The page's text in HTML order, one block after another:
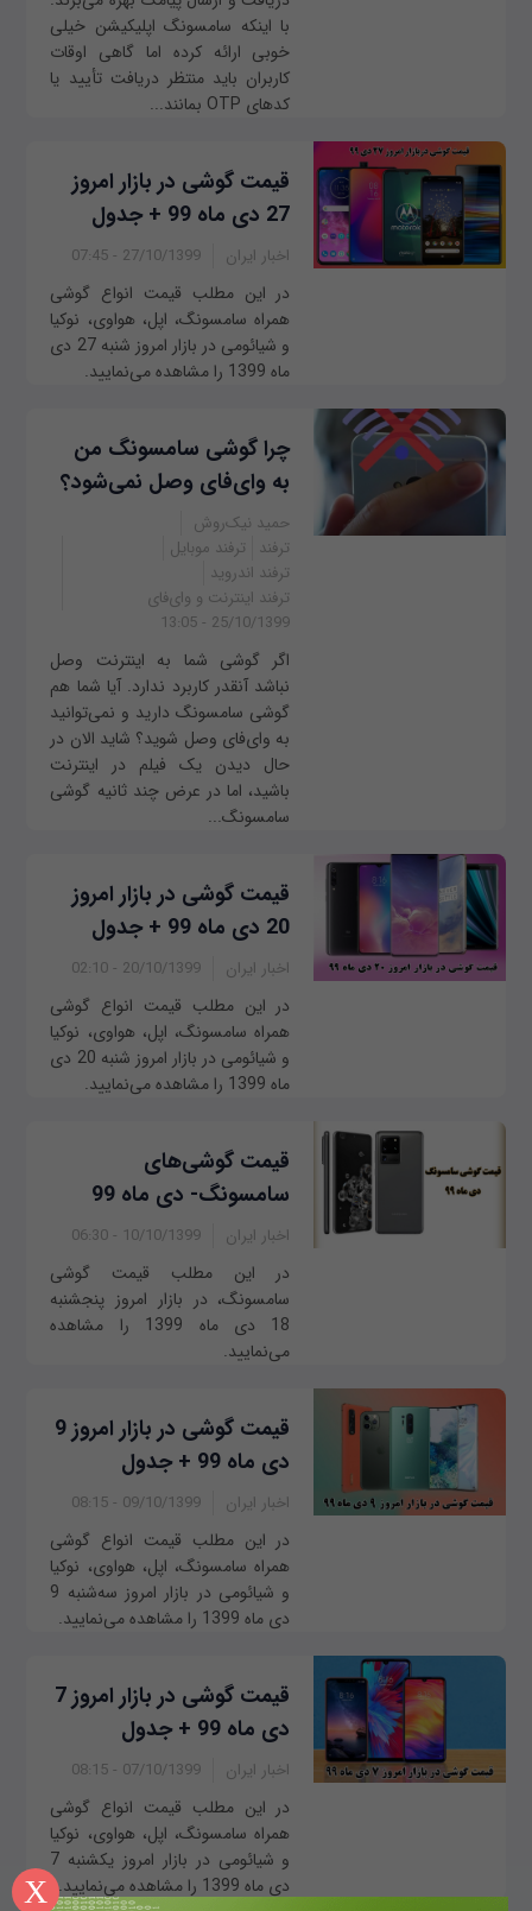
X
با اینکه سامسونگ اپلیکیشن خیلی
خوبی ارائه کرده اما گاهی اوقات
کاربران باید منتظر دریافت تأیید یا
کدهای OTP بمانند...
قیمت گوشی در بازار امروز
27 دی ماه 99 + جدول
اخبار ایران 27/10/1399 - 07:45
در این مطلب قیمت انواع گوشی
همراه سامسونگ، اپل، هواوی، نوکیا
و شیائومی در بازار امروز شنبه 27 دی
ماه 1399 را مشاهده می‌نمایید.
چرا گوشی سامسونگ من
به وای‌فای وصل نمی‌شود؟
حمید نیک‌روش
ترفند
ترفند موبایل
ترفند اندروید
ترفند اینترنت و وای‌فای
25/10/1399 - 13:05
اگر گوشی شما به اینترنت وصل
نباشد آنقدر کاربرد ندارد. آیا شما هم
گوشی سامسونگ دارید و نمی‌توانید
به وای‌فای وصل شوید؟ شاید الان در
حال دیدن یک فیلم در اینترنت
باشید، اما در عرض چند ثانیه گوشی
سامسونگ...
قیمت گوشی در بازار امروز
20 دی ماه 99 + جدول
اخبار ایران 20/10/1399 - 02:10
در این مطلب قیمت انواع گوشی
همراه سامسونگ، اپل، هواوی، نوکیا
و شیائومی در بازار امروز ‌‌شنبه 20 دی
ماه 1399 را مشاهده می‌نمایید.
قیمت گوشی‌های
سامسونگ- دی ماه 99
اخبار ایران 10/10/1399 - 06:30
در این مطلب قیمت گوشی
سامسونگ، در بازار امروز ‌‌پنجشنبه
18 دی ماه 1399 را مشاهده
می‌نمایید.
قیمت گوشی در بازار امروز 9
دی ماه 99 + جدول
اخبار ایران 09/10/1399 - 08:15
در این مطلب قیمت انواع گوشی
همراه سامسونگ، اپل، هواوی، نوکیا
و شیائومی در بازار امروز ‌‌سه‌شنبه 9
دی ماه 1399 را مشاهده می‌نمایید.
قیمت گوشی در بازار امروز 7
دی ماه 99 + جدول
اخبار ایران 07/10/1399 - 08:15
در این مطلب قیمت انواع گوشی
همراه سامسونگ، اپل، هواوی، نوکیا
و شیائومی در بازار امروز ‌‌یکشنبه 7
دی ماه 1399 را مشاهده می‌نمایید.